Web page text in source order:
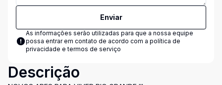
Enviar
As informações serão utilizadas para que a nossa equipe
possa entrar em contato de acordo com a política de
privacidade e termos de serviço
Descrição